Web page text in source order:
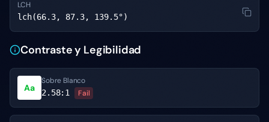
LCH
lch(66.3, 87.3, 139.5°)
Contraste y Legibilidad
Aa
Sobre Blanco
2.58:1 Fail